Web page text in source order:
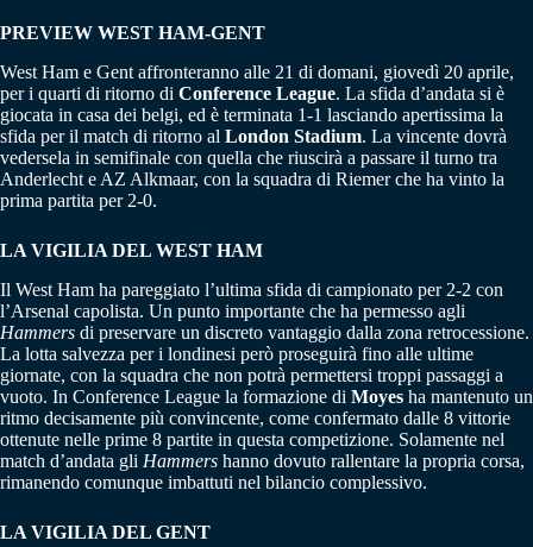
PREVIEW WEST HAM-GENT
West Ham e Gent affronteranno alle 21 di domani, giovedì 20 aprile,
per i quarti di ritorno di Conference League. La sfida d’andata si è
giocata in casa dei belgi, ed è terminata 1-1 lasciando apertissima la
sfida per il match di ritorno al London Stadium. La vincente dovrà
vedersela in semifinale con quella che riuscirà a passare il turno tra
Anderlecht e AZ Alkmaar, con la squadra di Riemer che ha vinto la
prima partita per 2-0.
LA VIGILIA DEL WEST HAM
Il West Ham ha pareggiato l’ultima sfida di campionato per 2-2 con
l’Arsenal capolista. Un punto importante che ha permesso agli
Hammers di preservare un discreto vantaggio dalla zona retrocessione.
La lotta salvezza per i londinesi però proseguirà fino alle ultime
giornate, con la squadra che non potrà permettersi troppi passaggi a
vuoto. In Conference League la formazione di Moyes ha mantenuto un
ritmo decisamente più convincente, come confermato dalle 8 vittorie
ottenute nelle prime 8 partite in questa competizione. Solamente nel
match d’andata gli Hammers hanno dovuto rallentare la propria corsa,
rimanendo comunque imbattuti nel bilancio complessivo.
LA VIGILIA DEL GENT